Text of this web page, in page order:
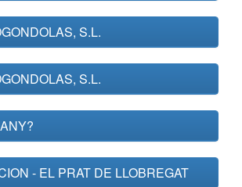
S.L.
S.L.
- EL PRAT DE LLOBREGAT